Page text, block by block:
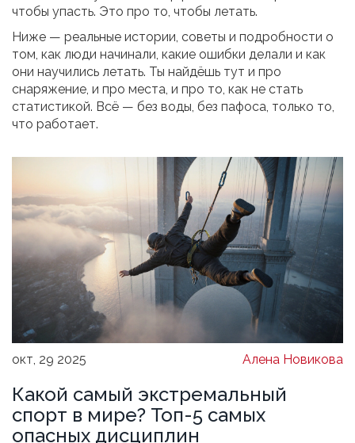
чтобы упасть. Это про то, чтобы летать.
Ниже — реальные истории, советы и подробности о
том, как люди начинали, какие ошибки делали и как
они научились летать. Ты найдёшь тут и про
снаряжение, и про места, и про то, как не стать
статистикой. Всё — без воды, без пафоса, только то,
что работает.
окт, 29 2025 Алена Новикова
Какой самый экстремальный
спорт в мире? Топ-5 самых
опасных дисциплин